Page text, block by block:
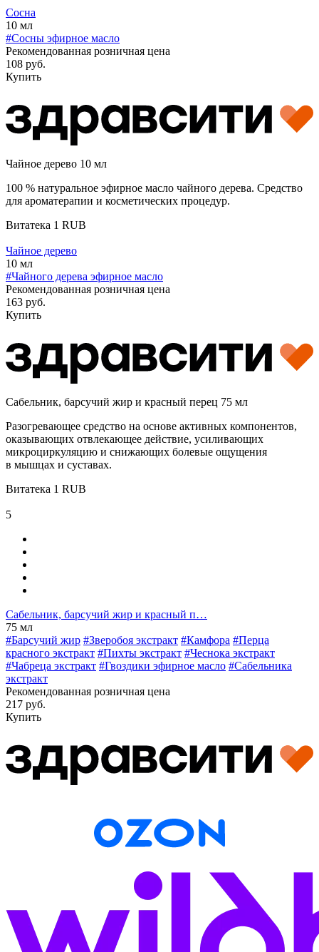
Сосна
10 мл
#Сосны эфирное масло
Рекомендованная розничная цена
108 руб.
Купить
Чайное дерево 10 мл
100 % натуральное эфирное масло чайного дерева. Средство
для ароматерапии и косметических процедур.
Витатека 1 RUB
Чайное дерево
10 мл
#Чайного дерева эфирное масло
Рекомендованная розничная цена
163 руб.
Купить
Сабельник, барсучий жир и красный перец 75 мл
Разогревающее средство на основе активных компонентов,
оказывающих отвлекающее действие, усиливающих
микроциркуляцию и снижающих болевые ощущения
в мышцах и суставах.
Витатека 1 RUB
5
Сабельник, барсучий жир и красный п…
75 мл
#Барсучий жир #Зверобоя экстракт #Камфора #Перца
красного экстракт #Пихты экстракт #Чеснока экстракт
#Чабреца экстракт #Гвоздики эфирное масло #Сабельника
экстракт
Рекомендованная розничная цена
217 руб.
Купить